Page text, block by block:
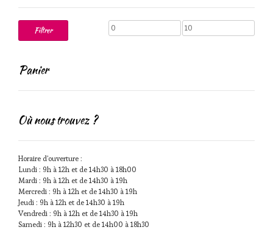
Prix
Prix
Filtrer
Panier
Où nous trouvez ?
Horaire d'ouverture :
Lundi : 9h à 12h et de 14h30 à 18h00
Mardi : 9h à 12h et de 14h30 à 19h
Mercredi : 9h à 12h et de 14h30 à 19h
Jeudi : 9h à 12h et de 14h30 à 19h
Vendredi : 9h à 12h et de 14h30 à 19h
Samedi : 9h à 12h30 et de 14h00 à 18h30